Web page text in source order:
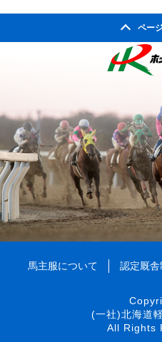
2009年03月
2008年01月
2007年02月
2007年01月
2006年03月
2006年02月
2006年01月
2005年08月
2005年07月
2005年04月
2005年03月
2005年02月
2005年01月
2004年06月
2004年05月
2004年04月
2004年03月
2004年02月
2004年01月
2003年07月
2003年06月
2003年05月
2003年04月
2003年01月
ペー
馬主服について 認定厩舎
(一社)北海道
All Rights